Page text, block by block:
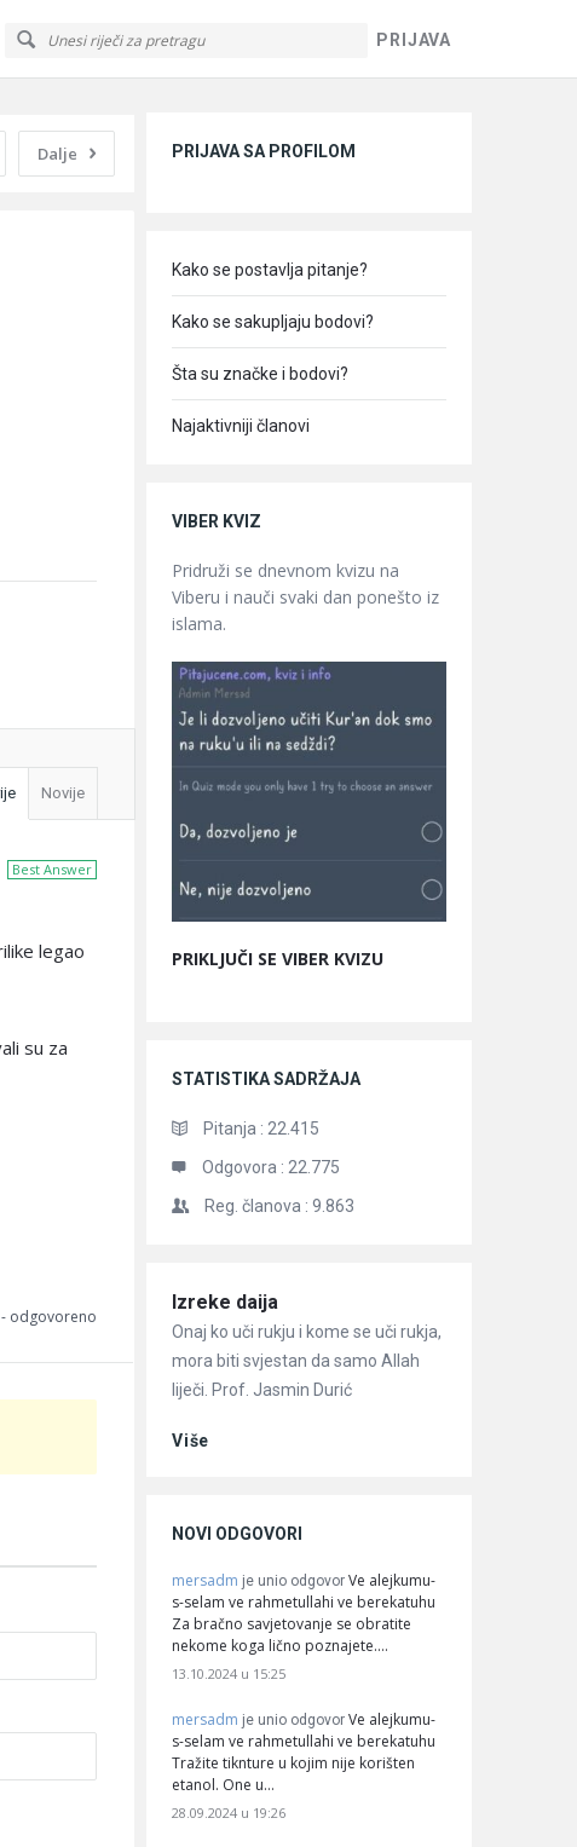
PRIJAVA
Dalje
Novije
Best Answer
legao
su za
odgovoreno
PRIJAVA SA PROFILOM
Kako se postavlja pitanje?
Kako se sakupljaju bodovi?
Šta su značke i bodovi?
Najaktivniji članovi
VIBER KVIZ
Pridruži se dnevnom kvizu na
Viberu i nauči svaki dan ponešto iz
islama.
PRIKLJUČI SE VIBER KVIZU
STATISTIKA SADRŽAJA
Pitanja : 22.415
Odgovora : 22.775
Reg. članova : 9.863
Članci
Izreke daija
Onaj ko uči rukju i kome se uči rukja,
mora biti svjestan da samo Allah
liječi. Prof. Jasmin Durić
Više
NOVI ODGOVORI
mersadm je unio odgovor Ve alejkumu-
s-selam ve rahmetullahi ve berekatuhu
Za bračno savjetovanje se obratite
nekome koga lično poznajete.…
13.10.2024 u 15:25
mersadm je unio odgovor Ve alejkumu-
s-selam ve rahmetullahi ve berekatuhu
Tražite tiknture u kojim nije korišten
etanol. One u…
28.09.2024 u 19:26